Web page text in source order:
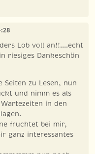
Lob voll an!!....echt
riesiges Dankeschön
Seiten zu Lesen, nun
und nimm es als
in den
fruchtet bei mir,
ganz interessantes